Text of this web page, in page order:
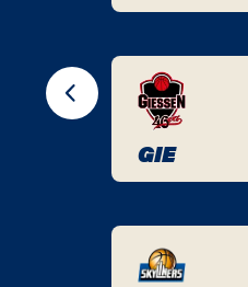
BER
GIE